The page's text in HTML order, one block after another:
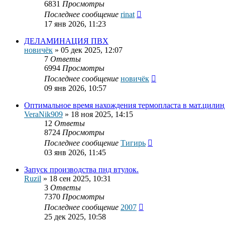
6831 Просмотры
Последнее сообщение rinat
17 янв 2026, 11:23
ДЕЛАМИНАЦИЯ ПВХ
новичёк » 05 дек 2025, 12:07
7 Ответы
6994 Просмотры
Последнее сообщение новичёк
09 янв 2026, 10:57
Оптимальное время нахождения термопласта в
VerаNik909 » 18 ноя 2025, 14:15
12 Ответы
8724 Просмотры
Последнее сообщение Тигирь
03 янв 2026, 11:45
Запуск производства пнд втулок.
Ruzil » 18 сен 2025, 10:31
3 Ответы
7370 Просмотры
Последнее сообщение 2007
25 дек 2025, 10:58